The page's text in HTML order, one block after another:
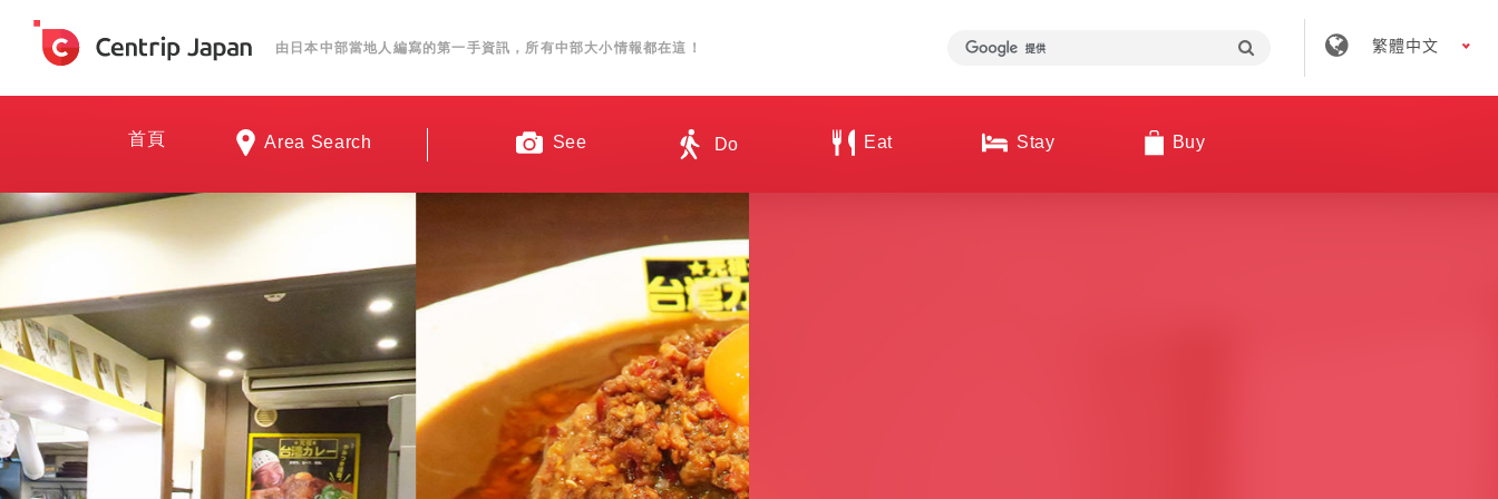
由日本中部當地人編寫的第一手資訊，所有中部大小情報都在這！ 繁體中文
首頁 Area Search See Do Eat Stay Buy